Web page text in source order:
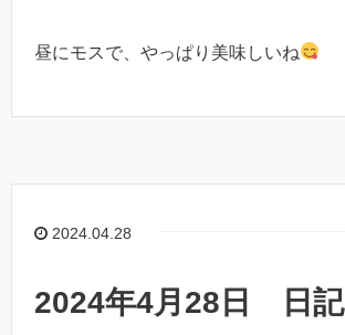
昼にモスで、やっぱり美味しいね
2024.04.28
2024年4月28日 日記